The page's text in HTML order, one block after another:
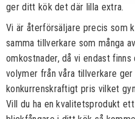
ger ditt kök det där lilla extra.
Vi är återförsäljare precis som
samma tillverkare som många
omkostnader, då vi endast
volymer från våra tillverkare
konkurrenskraftigt pris vilket
Vill du ha en kvalitetsprodukt